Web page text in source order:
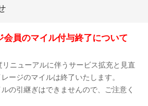
会員のマイル付与終了について
リニューアルに伴うサービス拡充と見直
ージのマイルは終了いたします。
の引継ぎはできませんので、ご注意く